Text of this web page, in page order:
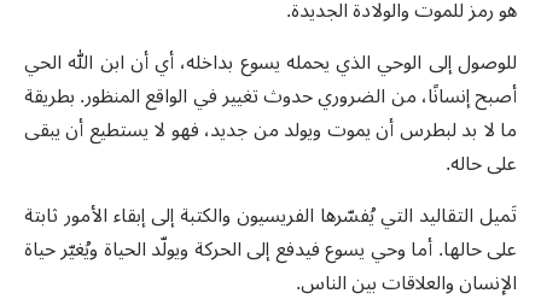
هو رمز للموت والولادة الجديدة.
للوصول إلى الوحي الذي يحمله يسوع بداخله، أي أن ابن الله الحي
أصبح إنسانًا، من الضروري حدوث تغيير في الواقع المنظور. بطريقة
ما لا بد لبطرس أن يموت ويولد من جديد، فهو لا يستطيع أن يبقى
على حاله.
تَميل التقاليد التي يُفسّرها الفريسيون والكتبة إلى إبقاء الأمور ثابتة
على حالها. أما وحي يسوع فيدفع إلى الحركة ويولّد الحياة ويُغيّر حياة
الإنسان والعلاقات بين الناس.